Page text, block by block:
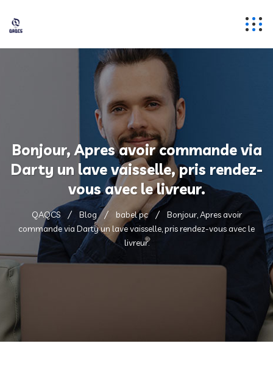
Bonjour, Apres avoir commande via
Darty un lave vaisselle, pris rendez-
vous avec le livreur.
QAQCS Blog babel pc
Bonjour, Apres avoir
commande via Darty un lave vaisselle, pris rendez-vous avec le
livreur.